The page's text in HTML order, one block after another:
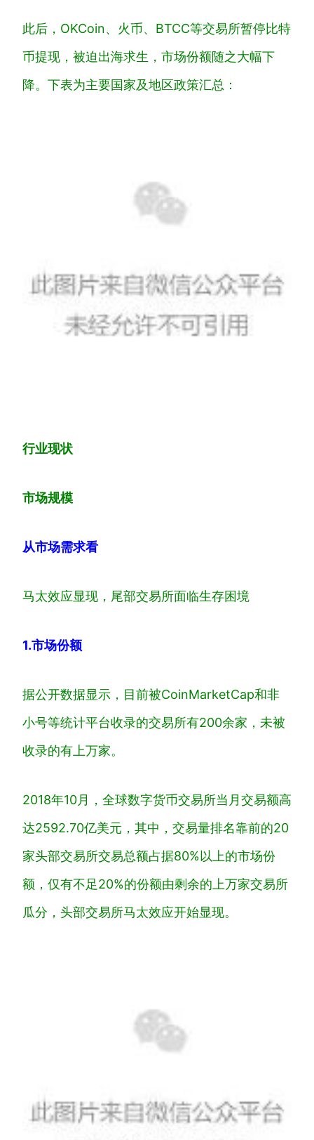
此后，OKCoin、火币、BTCC等交易所暂停比特
币提现，被迫出海求生，市场份额随之大幅下
降。下表为主要国家及地区政策汇总：
行业现状
市场规模
从市场需求看
马太效应显现，尾部交易所面临生存困境
1.市场份额
据公开数据显示，目前被CoinMarketCap和非
小号等统计平台收录的交易所有200余家，未被
收录的有上万家。
2018年10月，全球数字货币交易所当月交易额高
达2592.70亿美元，其中，交易量排名靠前的20
家头部交易所交易总额占据80%以上的市场份
额，仅有不足20%的份额由剩余的上万家交易所
瓜分，头部交易所马太效应开始显现。